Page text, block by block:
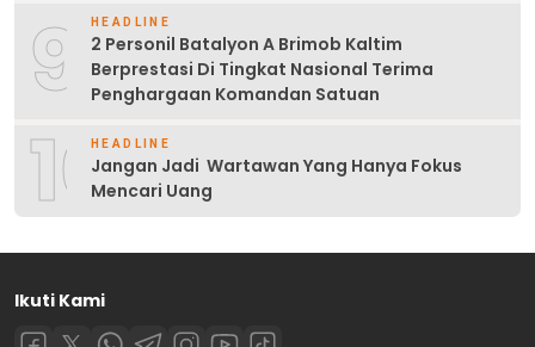
9 HEADLINE
2 Personil Batalyon A Brimob Kaltim
Berprestasi Di Tingkat Nasional Terima
Penghargaan Komandan Satuan
10HEADLINE
Jangan Jadi Wartawan Yang Hanya Fokus
Mencari Uang
Ikuti Kami